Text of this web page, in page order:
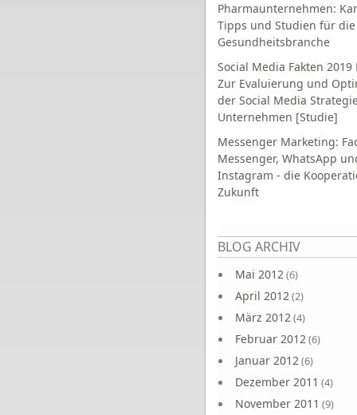
Pharmaunternehmen:
Tipps und Studien für die
Gesundheitsbranche
Social Media Fakten 2019
Zur Evaluierung und
der Social Media
Unternehmen [Studie]
Messenger Marketing:
Messenger, WhatsApp
Instagram - die
Zukunft
BLOG ARCHIV
Mai 2012(6)
April 2012(2)
März 2012(4)
Februar 2012(6)
Januar 2012(6)
Dezember 2011 (4)
November 2011 (9)
Seiten